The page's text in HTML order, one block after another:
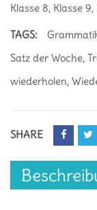
Klasse 8, Klasse 9,
TAGS:
Satz der Woche,
wiederholen,
SHARE